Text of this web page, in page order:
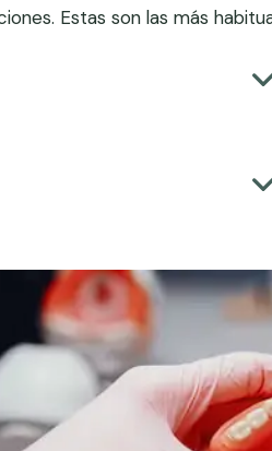
Estas son las más